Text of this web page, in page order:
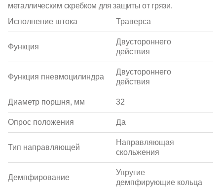
металлическим скребком для защиты от грязи.
Исполнение штока
Траверса
Функция
Двустороннего
действия
Функция пневмоцилиндра
Двустороннего
действия
Диаметр поршня, мм 32
Опрос положения Да
Тип направляющей
Направляющая
скольжения
Демпфирование
Упругие
демпфирующие кольца